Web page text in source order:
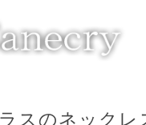
スのネックレ